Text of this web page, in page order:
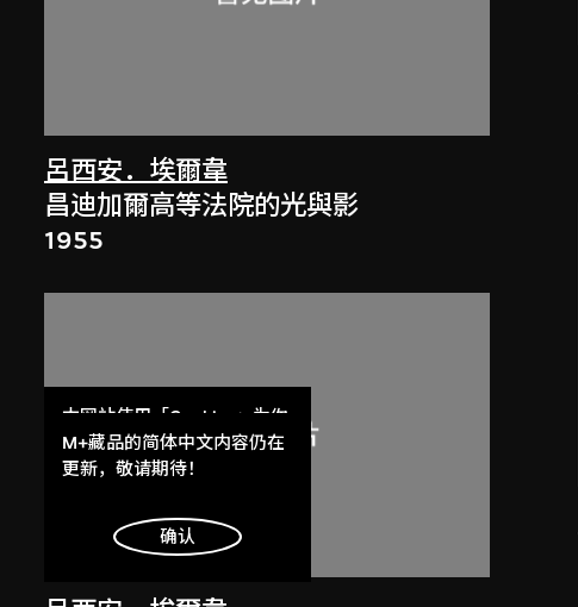
呂西安．埃爾韋
昌迪加爾高等法院的光與影
1955
本网站使用「Cookies」为你
提供最好的网站体验。
了解更多
明白
M+藏品的简体中文内容仍在
更新，敬请期待！
确认